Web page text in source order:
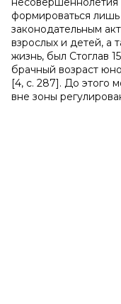
формироваться
законодательным
взрослых и детей, а
жизнь, был Стоглав
брачный возраст
[4, с. 287]. До этого
вне зоны